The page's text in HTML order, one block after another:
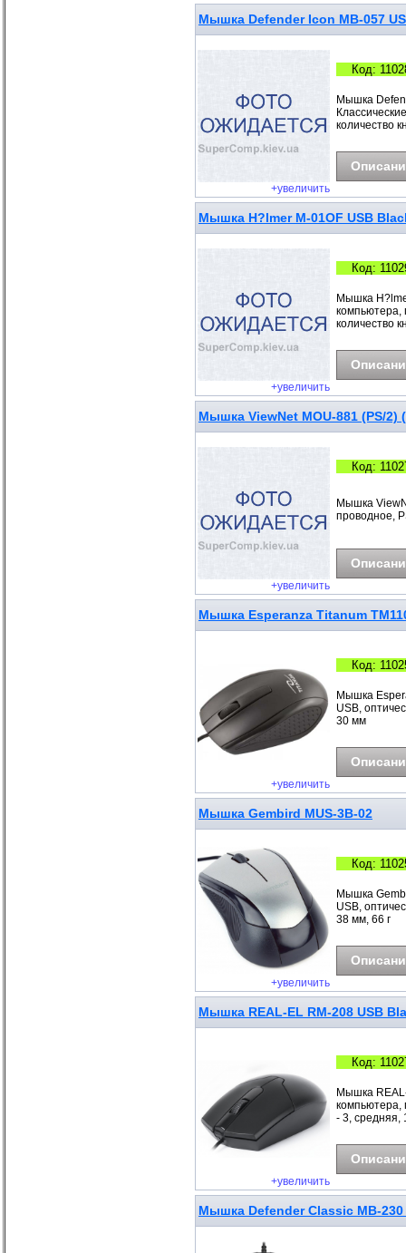
Мышка Defender Icon MB-057
+увеличить
Код:
Мышка
количество
Мышка H?lmer M-01OF USB
+увеличить
Код:
Мышка
компьютера,
количество
Мышка ViewNet MOU-881 (PS/2)
+увеличить
Код:
Мышка
проводное,
Мышка Esperanza Titanum
+увеличить
Код:
Мышка
USB,
30 мм
Мышка Gembird MUS-3B-02
+увеличить
Код:
Мышка
USB,
38 мм, 66 г
Мышка REAL-EL RM-208 USB
+увеличить
Код:
Мышка
компьютера,
- 3, средняя,
Мышка Defender Classic MB-230